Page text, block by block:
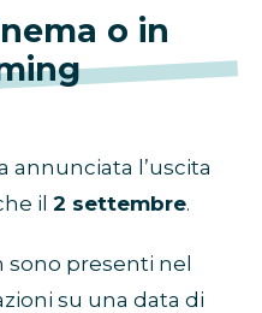
o in
annunciata l’uscita
il 2 settembre.
sono presenti nel
su una data di